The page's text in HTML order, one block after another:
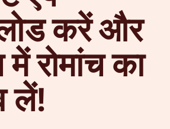
करें और
रोमांच का
लें!